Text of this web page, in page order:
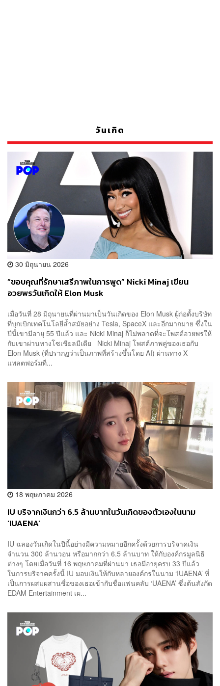
วันเกิด
30 มิถุนายน 2026
“ขอบคุณที่รักษาเสรีภาพในการพูด” Nicki Minaj เขียน
อวยพรวันเกิดให้ Elon Musk
เมื่อวันที่ 28 มิถุนายนที่ผ่านมาเป็นวันเกิดของ Elon Musk ผู้ก่อตั้งบริษัท
ที่บุกเบิกเทคโนโลยีล้ำสมัยอย่าง Tesla, SpaceX และอีกมากมาย ซึ่งใน
ปีนี้เขามีอายุ 55 ปีแล้ว และ Nicki Minaj ก็ไม่พลาดที่จะโพสต์อวยพรให้
กับเขาผ่านทางโซเชียลมีเดีย Nicki Minaj โพสต์ภาพคู่ของเธอกับ
Elon Musk (ที่ปรากฏว่าเป็นภาพที่สร้างขึ้นโดย AI) ผ่านทาง X
แพลตฟอร์มที่...
18 พฤษภาคม 2026
IU บริจาคเงินกว่า 6.5 ล้านบาทในวันเกิดของตัวเองในนาม
‘IUAENA’
IU ฉลองวันเกิดในปีนี้อย่างมีความหมายอีกครั้งด้วยการบริจาคเงิน
จำนวน 300 ล้านวอน หรือมากกว่า 6.5 ล้านบาท ให้กับองค์กรมูลนิธิ
ต่างๆ โดยเมื่อวันที่ 16 พฤษภาคมที่ผ่านมา เธอมีอายุครบ 33 ปีแล้ว
ในการบริจาคครั้งนี้ IU มอบเงินให้กับหลายองค์กรในนาม ‘IUAENA’ ที่
เป็นการผสมผสานชื่อของเธอเข้ากับชื่อแฟนคลับ ‘UAENA’ ซึ่งต้นสังกัด
EDAM Entertainment เผ...